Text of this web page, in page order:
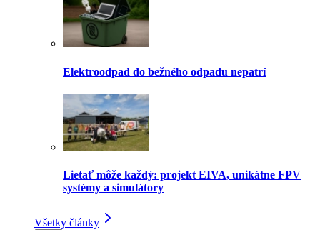
Elektroodpad do bežného odpadu nepatrí
Lietať môže každý: projekt EIVA, unikátne FPV
systémy a simulátory
Všetky články